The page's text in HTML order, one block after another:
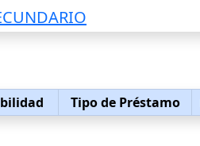
Tipo de Préstamo